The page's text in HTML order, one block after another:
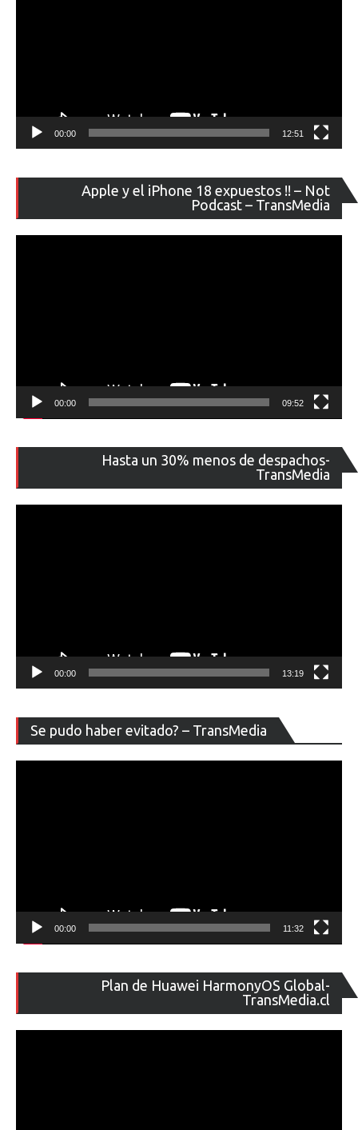
00:00 12:51
Apple y el iPhone 18 expuestos !! – Not
Podcast – TransMedia
de
00:00 09:52
Hasta un 30% menos de despachos-
TransMedia
de
00:00 13:19
Se pudo haber evitado? – TransMedia
de
00:00 11:32
Plan de Huawei HarmonyOS Global-
TransMedia.cl
de